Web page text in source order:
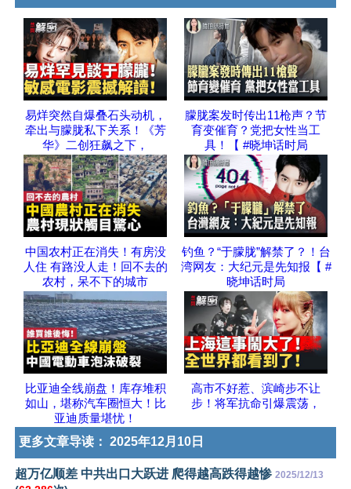
易烊突然自爆叠石头动机，
牵出与朦胧私下关系！《芳
华》二创狂飙之下，
朦胧案发时传出11枪声？节
育变催育？党把女性当工
具！【 #晓坤话时局
中国农村正在消失！有房没
人住 有路没人走！回不去的
农村，呆不下的城市
钓鱼？“于朦胧”解禁了？！台
湾网友：大纪元是先知报【 #
晓坤话时局
比亚迪全线崩盘！库存堆积
如山，堪称汽车圈恒大！比
亚迪质量堪忧！
高市不好惹、滨崎步不让
步！将军抗命引爆震荡，
更多文章导读： 2025年12月10日
超万亿顺差 中共出口大跃进 爬得越高跌得越惨 2025/12/13